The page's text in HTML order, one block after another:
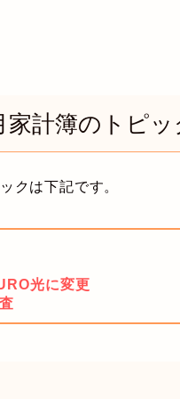
家計簿のトピッ
クは下記です。
光に変更